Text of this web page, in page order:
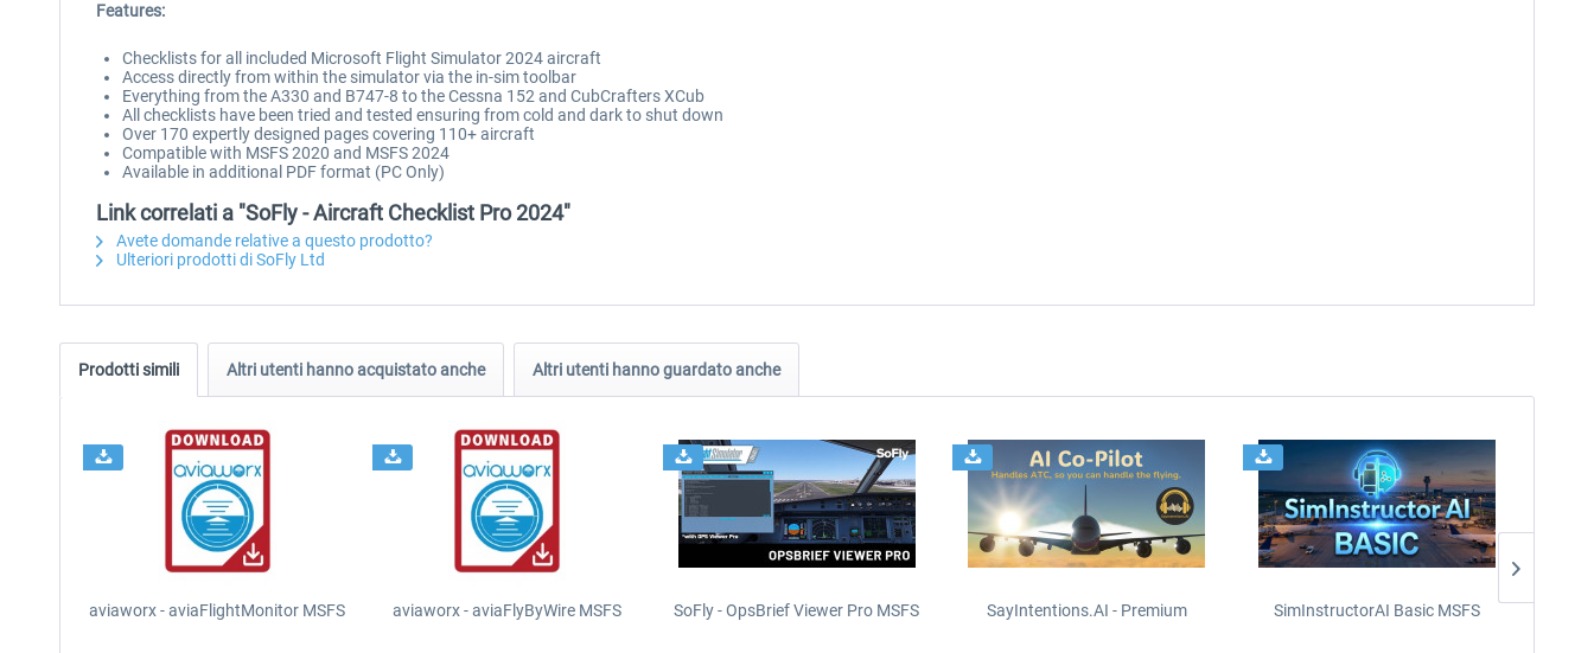
Features:
Checklists for all included Microsoft Flight Simulator 2024 aircraft
Access directly from within the simulator via the in-sim toolbar
Everything from the A330 and B747-8 to the Cessna 152 and CubCrafters XCub
All checklists have been tried and tested ensuring from cold and dark to shut down
Over 170 expertly designed pages covering 110+ aircraft
Compatible with MSFS 2020 and MSFS 2024
Available in additional PDF format (PC Only)
Link correlati a "SoFly - Aircraft Checklist Pro 2024"
Avete domande relative a questo prodotto?
Ulteriori prodotti di SoFly Ltd
Prodotti simili Altri utenti hanno acquistato anche Altri utenti hanno guardato anche
aviaworx - aviaFlightMonitor MSFS aviaworx - aviaFlyByWire MSFS SoFly - OpsBrief Viewer Pro MSFS SayIntentions.AI - Premium SimInstructorAI Basic MSFS